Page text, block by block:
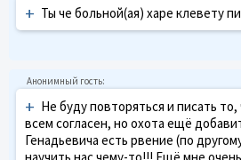
+ Ты че больной(ая) харе клевету
+ Не буду повторяться и писать
всем согласен, но охота ещё
Генадьевича есть рвение (по